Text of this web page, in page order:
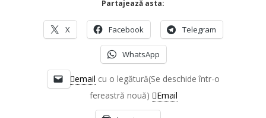
Partajează asta:
X Facebook Telegram
WhatsApp
email cu o legătură(Se deschide într-o
fereastră nouă)
Email